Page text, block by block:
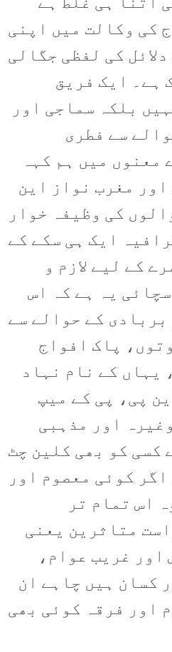
کی وکالت میں اپنی
کی لفظی جگالی
ہے۔ ایک فریق
بلکہ سماجی اور
سے فطری
معنوں میں ہم کہہ
مغرب نواز این
کی وظیفہ خوار
ایک ہی سکے کے
کے لیے لازم و
یہ ہے کہ اس
کے حوالے سے
پاک افواج
یہاں کے نام نہاد
پی، پی کے میپ
اور مذہبی
کسی کو بھی کلین چٹ
کوئی معصوم اور
اس تمام تر
متاثرین یعنی
اور غریب عوام،
کسان ہیں چاہے ان
اور فرقہ کوئی بھی